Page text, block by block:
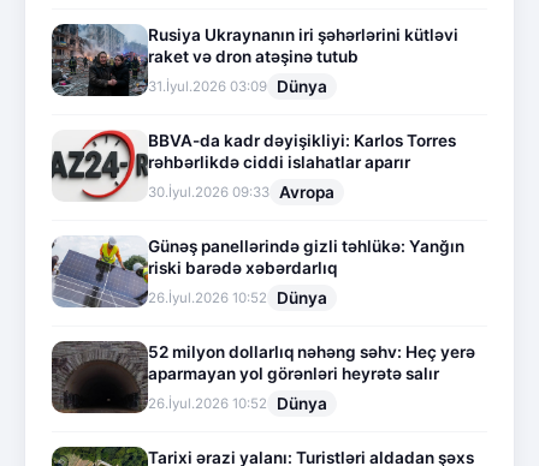
Rusiya Ukraynanın iri şəhərlərini kütləvi
raket və dron atəşinə tutub
31.İyul.2026 03:09 Dünya
BBVA-da kadr dəyişikliyi: Karlos Torres
rəhbərlikdə ciddi islahatlar aparır
30.İyul.2026 09:33 Avropa
Günəş panellərində gizli təhlükə: Yanğın
riski barədə xəbərdarlıq
26.İyul.2026 10:52 Dünya
52 milyon dollarlıq nəhəng səhv: Heç yerə
aparmayan yol görənləri heyrətə salır
26.İyul.2026 10:52 Dünya
Tarixi ərazi yalanı: Turistləri aldadan şəxs